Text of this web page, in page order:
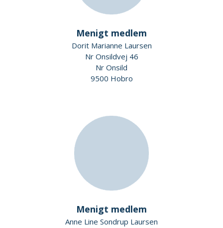
Menigt medlem
Dorit Marianne Laursen
Nr Onsildvej 46
Nr Onsild
9500 Hobro
Menigt medlem
Anne Line Sondrup Laursen